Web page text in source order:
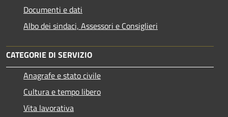
Documenti e dati
Albo dei sindaci, Assessori e Consiglieri
CATEGORIE DI SERVIZIO
Anagrafe e stato civile
Cultura e tempo libero
Vita lavorativa